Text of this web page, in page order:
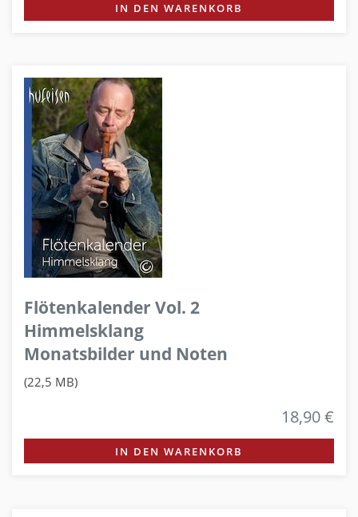
IN DEN WARENKORB
Flötenkalender Vol. 2
Himmelsklang
Monatsbilder und Noten
(22,5 MB)
18,90 €
IN DEN WARENKORB